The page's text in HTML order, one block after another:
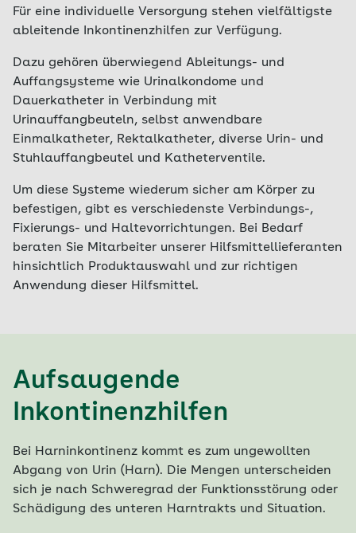
Für eine individuelle Versorgung stehen vielfältigste
ableitende Inkontinenzhilfen zur Verfügung.
Dazu gehören überwiegend Ableitungs- und
Auffangsysteme wie Urinalkondome und
Dauerkatheter in Verbindung mit
Urinauffangbeuteln, selbst anwendbare
Einmalkatheter, Rektalkatheter, diverse Urin- und
Stuhlauffangbeutel und Katheterventile.
Um diese Systeme wiederum sicher am Körper zu
befestigen, gibt es verschiedenste Verbindungs-,
Fixierungs- und Haltevorrichtungen. Bei Bedarf
beraten Sie Mitarbeiter unserer Hilfsmittellieferanten
hinsichtlich Produktauswahl und zur richtigen
Anwendung dieser Hilfsmittel.
Aufsaugende
Inkontinenzhilfen
Bei Harninkontinenz kommt es zum ungewollten
Abgang von Urin (Harn). Die Mengen unterscheiden
sich je nach Schweregrad der Funktionsstörung oder
Schädigung des unteren Harntrakts und Situation.